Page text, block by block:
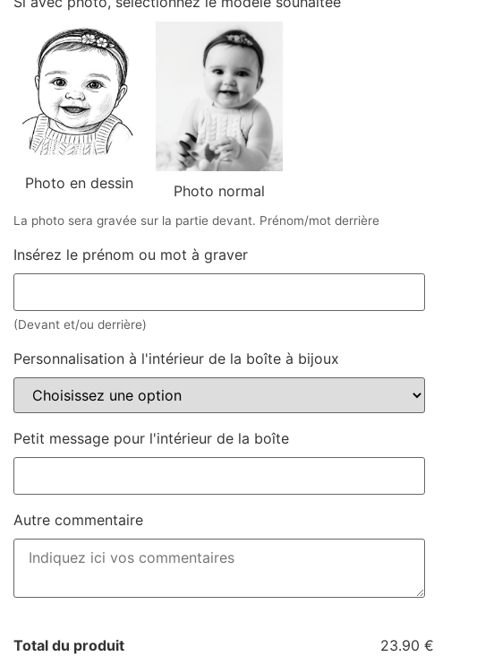
Photo en dessin Photo normal
La photo sera gravée sur la partie devant. Prénom/mot derrière
Insérez le prénom ou mot à graver
(Devant et/ou derrière)
Personnalisation à l'intérieur de la boîte à bijoux
Petit message pour l'intérieur de la boîte
Autre commentaire
Total du produit
23.90 €